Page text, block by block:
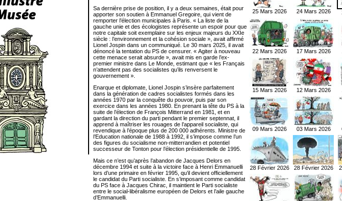
25 Mars 2026 24 Mars 2026
22 Mars 2026 17 Mars 2026
15 Mars 2026 12 Mars 2026
09 Mars 2026 03 Mars 2026
28 Février 2026 28 Février 2026
Sa dernière prise de position, il y a deux semaines, était pour
apporter son soutien à Emmanuel Gregoire, qui vient de
remporter l’élection municipales à Paris. « La liste de la
gauche unie et des écologistes représente un espoir pour que
notre capitale soit exemplaire sur les enjeux majeurs du XXIe
siècle : l’environnement et la cohésion sociale », avait affirmé
Lionel Jospin dans un communiqué. Le 30 mars 2025, il avait
dénoncé la tentation du PS de censurer. « Agiter à nouveau
cette menace serait absurde », avait mis en garde l’ex-
premier ministre dans Le Monde, estimant que « les Français
n’attendent pas des socialistes qu’ils renversent le
gouvernement ».
Enarque et diplomate, Lionel Jospin s’insère parfaitement
dans la génération de cadres socialistes formés dans les
années 1970 par la conquête du pouvoir, puis par son
exercice dans les années 1980. En prenant la tête du PS à la
suite de l’élection de François Mitterrand en 1981, et en
gardant la direction du parti pendant le premier septennat, il
apprend à maîtriser les rouages de l’appareil socialiste, qui
revendique à l’époque plus de 200 000 adhérents. Ministre de
l’Education nationale de 1988 à 1992, il s’impose comme l’un
des figures du socialisme non-mitterrandien et potentiel
successeur de Tonton pour l’élection présidentielle de 1995.
Mais ce n’est qu’après l’abandon de Jacques Delors en
décembre 1994 et suite à la victoire face à Henri Emmanuelli
lors d’une primaire en février 1995, qu’il devient officiellement
le candidat du Parti socialiste. En s’imposant comme candidat
du PS face à Jacques Chirac, il maintient le Parti socialiste
entre le social-libéralisme européen de Delors et l’aile gauche
d’Emmanuelli.